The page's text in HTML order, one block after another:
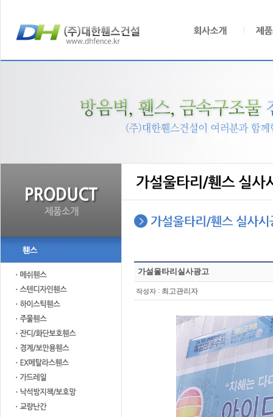
가설울타리실사광고
작성자 : 최고관리자